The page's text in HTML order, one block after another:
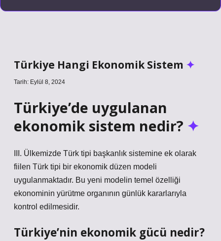
Türkiye Hangi Ekonomik Sistem
Tarih: Eylül 8, 2024
Türkiye’de uygulanan
ekonomik sistem nedir?
III. Ülkemizde Türk tipi başkanlık sistemine ek olarak
fiilen Türk tipi bir ekonomik düzen modeli
uygulanmaktadır. Bu yeni modelin temel özelliği
ekonominin yürütme organının günlük kararlarıyla
kontrol edilmesidir.
Türkiye’nin ekonomik gücü nedir?